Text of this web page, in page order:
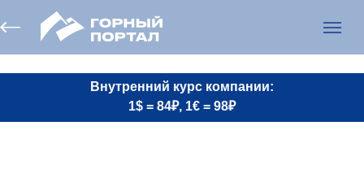
Внутренний курс компании:
1$ = 84₽, 1€ = 98₽